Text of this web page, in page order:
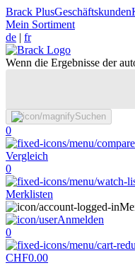
Brack PlusGeschäftskunden
Mein Sortiment
de | fr
Wenn die Ergebnisse der
Suchen
0
Vergleich
0
Merklisten
Anmelden
0
CHF0.00